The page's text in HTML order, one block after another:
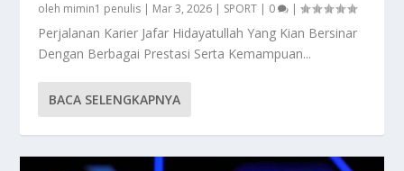
oleh mimin1 penulis Mar 3, 2026 SPORT 0 |
Perjalanan Karier Jafar Hidayatullah Yang Kian Bersinar
Dengan Berbagai Prestasi Serta Kemampuan...
BACA SELENGKAPNYA